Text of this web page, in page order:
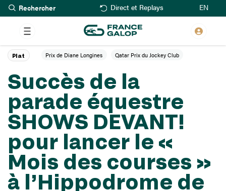
Aller
au
contenu
principal
Rechercher Direct et Replays EN
Succès de la
parade équestre
SHOWS DEVANT!
pour lancer le «
Mois des courses »
à l’Hippodrome de
Plat Prix de Diane Longines Qatar Prix du Jockey Club